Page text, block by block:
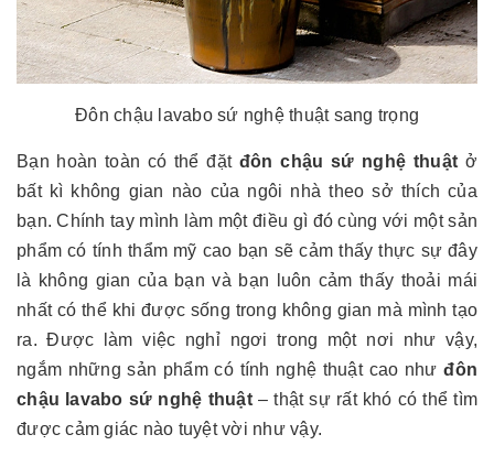
Đôn chậu lavabo sứ nghệ thuật sang trọng
Bạn hoàn toàn có thể đặt đôn chậu sứ nghệ thuật ở
bất kì không gian nào của ngôi nhà theo sở thích của
bạn. Chính tay mình làm một điều gì đó cùng với một sản
phẩm có tính thẩm mỹ cao bạn sẽ cảm thấy thực sự đây
là không gian của bạn và bạn luôn cảm thấy thoải mái
nhất có thể khi được sống trong không gian mà mình tạo
ra. Được làm việc nghỉ ngơi trong một nơi như vậy,
ngắm những sản phẩm có tính nghệ thuật cao nhưđôn
chậu lavabo sứ nghệ thuật– thật sự rất khó có thể tìm
được cảm giác nào tuyệt vời như vậy.